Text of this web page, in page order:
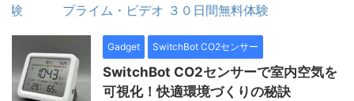
ライム・ビデオ ３０日間無料体験 プライム・ビデオ
Gadget SwitchBot CO2センサー
SwitchBot CO2センサーで室内空気を
可視化！快適環境づくりの秘訣